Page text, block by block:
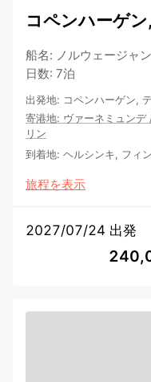
コペンハーゲ
船名: ノルウェージャ
日数: 7泊
出発地: コペンハーゲン,
寄港地: ヴァーネミュンデ
リン
到着地: ヘルシンキ, フィ
旅程を表示
2027/07/24 出発